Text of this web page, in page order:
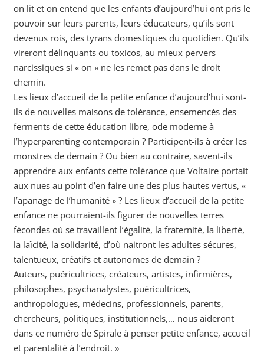
on lit et on entend que les enfants d’aujourd’hui ont pris le
pouvoir sur leurs parents, leurs éducateurs, qu’ils sont
devenus rois, des tyrans domestiques du quotidien. Qu’ils
vireront délinquants ou toxicos, au mieux pervers
narcissiques si « on » ne les remet pas dans le droit
chemin.
Les lieux d’accueil de la petite enfance d’aujourd’hui sont-
ils de nouvelles maisons de tolérance, ensemencés des
ferments de cette éducation libre, ode moderne à
l’hyperparenting contemporain ? Participent-ils à créer les
monstres de demain ? Ou bien au contraire, savent-ils
apprendre aux enfants cette tolérance que Voltaire portait
aux nues au point d’en faire une des plus hautes vertus, «
l’apanage de l’humanité » ? Les lieux d’accueil de la petite
enfance ne pourraient-ils figurer de nouvelles terres
fécondes où se travaillent l’égalité, la fraternité, la liberté,
la laïcité, la solidarité, d’où naitront les adultes sécures,
talentueux, créatifs et autonomes de demain ?
Auteurs, puéricultrices, créateurs, artistes, infirmières,
philosophes, psychanalystes, puéricultrices,
anthropologues, médecins, professionnels, parents,
chercheurs, politiques, institutionnels,… nous aideront
dans ce numéro de Spirale à penser petite enfance, accueil
et parentalité à l’endroit. »